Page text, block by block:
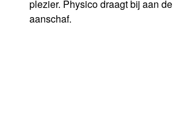
plezier. Physico draagt bij aan de
aanschaf.